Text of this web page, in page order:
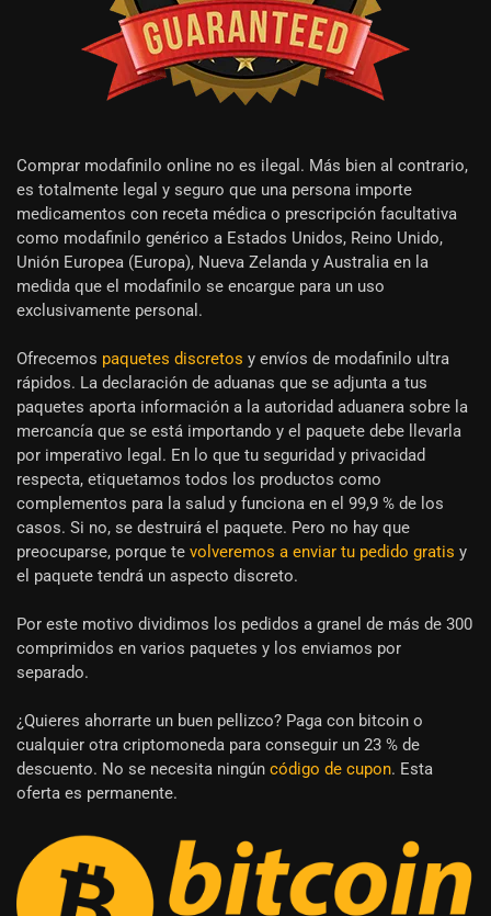
Comprar modafinilo online no es ilegal. Más bien al contrario,
es totalmente legal y seguro que una persona importe
medicamentos con receta médica o prescripción facultativa
como modafinilo genérico a Estados Unidos, Reino Unido,
Unión Europea (Europa), Nueva Zelanda y Australia en la
medida que el modafinilo se encargue para un uso
exclusivamente personal.
Ofrecemos paquetes discretos y envíos de modafinilo ultra
rápidos. La declaración de aduanas que se adjunta a tus
paquetes aporta información a la autoridad aduanera sobre la
mercancía que se está importando y el paquete debe llevarla
por imperativo legal. En lo que tu seguridad y privacidad
respecta, etiquetamos todos los productos como
complementos para la salud y funciona en el 99,9 % de los
casos. Si no, se destruirá el paquete. Pero no hay que
preocuparse, porque te volveremos a enviar tu pedido gratis y
el paquete tendrá un aspecto discreto.
Por este motivo dividimos los pedidos a granel de más de 300
comprimidos en varios paquetes y los enviamos por
separado.
¿Quieres ahorrarte un buen pellizco? Paga con bitcoin o
cualquier otra criptomoneda para conseguir un 23 % de
descuento. No se necesita ningún código de cupon. Esta
oferta es permanente.